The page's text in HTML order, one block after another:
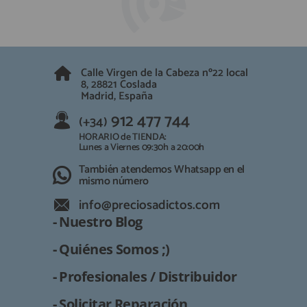
(+34) 912 477 744
HORARIO de TIENDA:
Lunes a Viernes 09:30h a 20:00h
También atendemos Whatsapp
info@preciosadictos.com
Calle Virgen de la Cabeza nº22 local
8, 28821 Coslada
Madrid, España
(+34) 912 477 744
HORARIO de TIENDA:
Lunes a Viernes 09:30h a 20:00h
También atendemos Whatsapp en el
mismo número
info@preciosadictos.com
- Nuestro Blog
- Quiénes Somos ;)
- Profesionales / Distribuidor